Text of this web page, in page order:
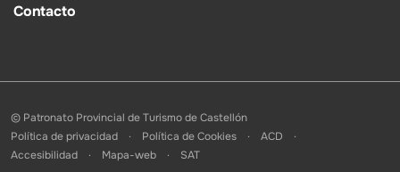
Contacto
© Patronato Provincial de Turismo de Castellón
Política de privacidad
Política de Cookies
ACD
Accesibilidad
Mapa-web SAT